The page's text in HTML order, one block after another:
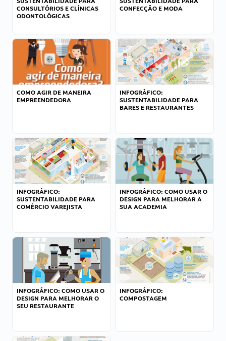
CONSULTÓRIOS E CLÍNICAS
ODONTOLÓGICAS
CONFECÇÃO E MODA
COMO AGIR DE MANEIRA
EMPREENDEDORA
INFOGRÁFICO:
SUSTENTABILIDADE PARA
BARES E RESTAURANTES
INFOGRÁFICO:
SUSTENTABILIDADE PARA
COMÉRCIO VAREJISTA
INFOGRÁFICO: COMO USAR O
DESIGN PARA MELHORAR A
SUA ACADEMIA
INFOGRÁFICO: COMO USAR O
DESIGN PARA MELHORAR O
SEU RESTAURANTE
INFOGRÁFICO:
COMPOSTAGEM